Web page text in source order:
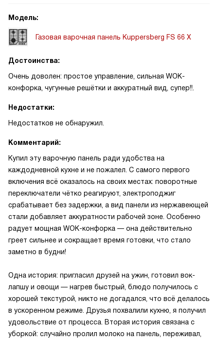
Модель:
Газовая варочная панель Kuppersberg FS 66 X
Достоинства:
Очень доволен: простое управление, сильная WOK-
конфорка, чугунные решётки и аккуратный вид, супер!!.
Недостатки:
Недостатков не обнаружил.
Комментарий:
Купил эту варочную панель ради удобства на
каждодневной кухне и не пожалел. С самого первого
включения всё оказалось на своих местах: поворотные
переключатели чётко реагируют, электроподжиг
срабатывает без задержки, а вид панели из нержавеющей
стали добавляет аккуратности рабочей зоне. Особенно
радует мощная WOK-конфорка — она действительно
греет сильнее и сокращает время готовки, что стало
заметно в будни!
Одна история: пригласил друзей на ужин, готовил вок-
лапшу и овощи — нагрев быстрый, блюдо получилось с
хорошей текстурой, никто не догадался, что всё делалось
в ускоренном режиме. Друзья похвалили кухню, я получил
удовольствие от процесса. Вторая история связана с
уборкой: случайно пролил молоко на панель, переживал,